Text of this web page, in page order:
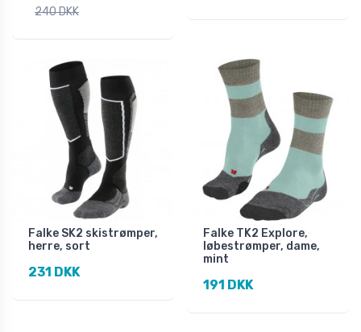
240 DKK
Falke SK2 skistrømper,
herre, sort
231 DKK
Falke TK2 Explore,
løbestrømper, dame,
mint
191 DKK